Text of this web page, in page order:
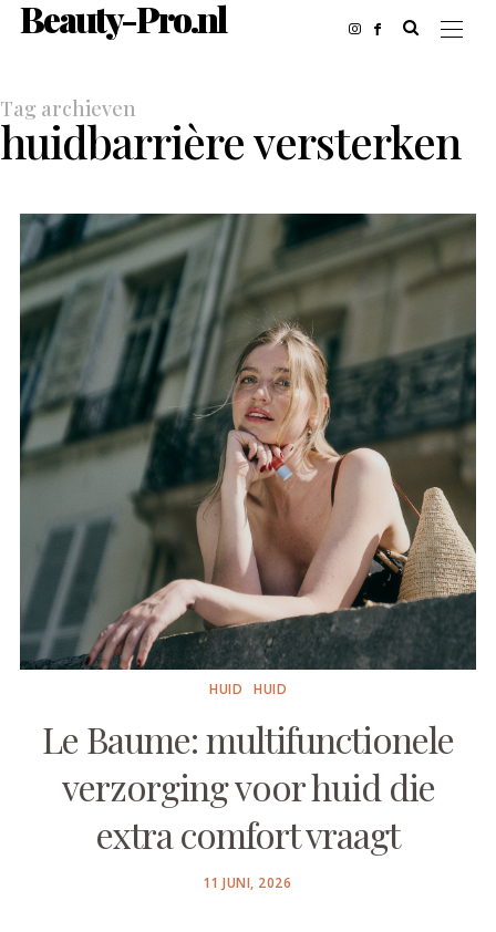
Beauty-Pro.nl
Tag archieven
huidbarrière versterken
HUID HUID
Le Baume: multifunctionele
verzorging voor huid die
extra comfort vraagt
POSTED
11 JUNI, 2026